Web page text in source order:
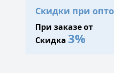
Скидки при
При заказе от
Скидка 3%